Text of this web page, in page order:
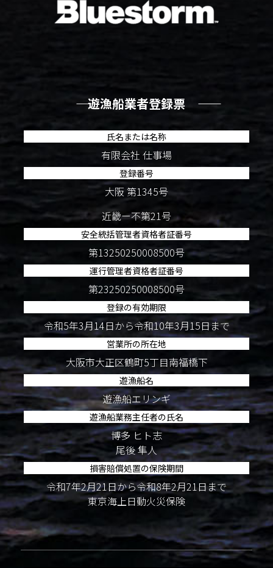
―― 遊漁船業者登録票 ――
氏名または名称
有限会社 仕事場
登録番号
大阪 第1345号
近畿ー不第21号
安全統括管理者資格者証番号
第13250250008500号
運行管理者資格者証番号
第23250250008500号
登録の有効期限
令和5年3月14日から令和10年3月15日まで
営業所の所在地
大阪市大正区鶴町5丁目南福橋下
遊漁船名
遊漁船エリンギ
遊漁船業務主任者の氏名
博多 ヒト志
尾後 隼人
損害賠償処置の保険期間
令和7年2月21日から令和8年2月21日まで
東京海上日動火災保険